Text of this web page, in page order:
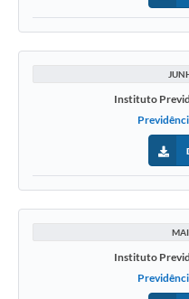
Instituto
Instituto